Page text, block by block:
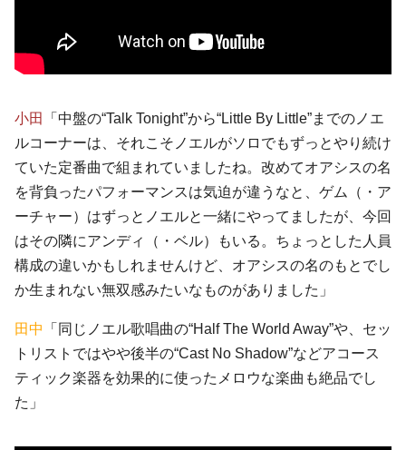
小田
「中盤の“Talk Tonight”から“Little By Little”までのノエ
ルコーナーは、それこそノエルがソロでもずっとやり続け
ていた定番曲で組まれていましたね。改めてオアシスの名
を背負ったパフォーマンスは気迫が違うなと、ゲム（・ア
ーチャー）はずっとノエルと一緒にやってましたが、今回
はその隣にアンディ（・ベル）もいる。ちょっとした人員
構成の違いかもしれませんけど、オアシスの名のもとでし
か生まれない無双感みたいなものがありました」
田中
「同じノエル歌唱曲の“Half The World Away”や、セッ
トリストではやや後半の“Cast No Shadow”などアコース
ティック楽器を効果的に使ったメロウな楽曲も絶品でし
た」